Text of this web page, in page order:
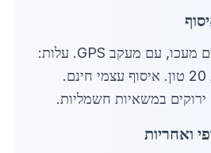
משלוח תוך 1-2 ימים מעכו, עם מעקב GPS. עלות:
800 ש"ח למשאית 20 טון. איסוף עצמי חינם.